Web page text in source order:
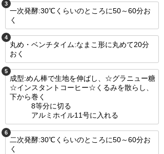
3
一次発酵:30℃くらいのところに50～60分お
く
4
丸め・ベンチタイム:なまこ形に丸めて20分
おく
5
成型:めん棒で生地を伸ばし、☆グラニュー糖
☆インスタントコーヒー☆くるみを散らし、
下から巻く
8等分に切る
アルミホイル11号に入れる
6
二次発酵:30℃くらいのところに50～60分お
く